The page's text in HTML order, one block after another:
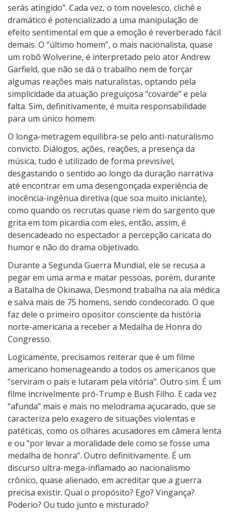
serás atingido”. Cada vez, o tom novelesco, clichê e
dramático é potencializado a uma manipulação de
efeito sentimental em que a emoção é reverberado fácil
demais. O “último homem”, o mais nacionalista, quase
um robô Wolverine, é interpretado pelo ator Andrew
Garfield, que não se dá o trabalho nem de forçar
algumas reações mais naturalistas, optando pela
simplicidade da atuação preguiçosa “covarde” e pela
falta. Sim, definitivamente, é muita responsabilidade
para um único homem.
O longa-metragem equilibra-se pelo anti-naturalismo
convicto. Diálogos, ações, reações, a presença da
música, tudo é utilizado de forma previsível,
desgastando o sentido ao longo da duração narrativa
até encontrar em uma desengonçada experiência de
inocência-ingênua diretiva (que soa muito iniciante),
como quando os recrutas quase riem do sargento que
grita em tom picardia com eles, então, assim, é
desencadeado no espectador a percepção caricata do
humor e não do drama objetivado.
Durante a Segunda Guerra Mundial, ele se recusa a
pegar em uma arma e matar pessoas, porém, durante
a Batalha de Okinawa, Desmond trabalha na ala médica
e salva mais de 75 homens, sendo condecorado. O que
faz dele o primeiro opositor consciente da história
norte-americana a receber a Medalha de Honra do
Congresso.
Logicamente, precisamos reiterar que é um filme
americano homenageando a todos os americanos que
“serviram o país e lutaram pela vitória”. Outro sim. É um
filme incrivelmente pró-Trump e Bush Filho. E cada vez
“afunda” mais e mais no melodrama açucarado, que se
caracteriza pelo exagero de situações violentas e
patéticas, como os olhares acusadores em câmera lenta
e ou “por levar a moralidade dele como se fosse uma
medalha de honra”. Outro definitivamente. É um
discurso ultra-mega-inflamado ao nacionalismo
crônico, quase alienado, em acreditar que a guerra
precisa existir. Qual o propósito? Ego? Vingança?
Poderio? Ou tudo junto e misturado?